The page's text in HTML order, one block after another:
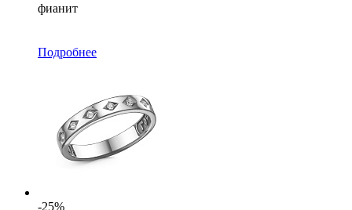
фианит
Подробнее
-25%